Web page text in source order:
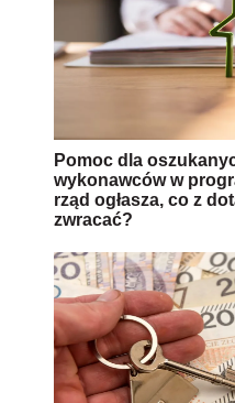
Pomoc dla
wykonawców w
rząd ogłasza, co z
zwracać?